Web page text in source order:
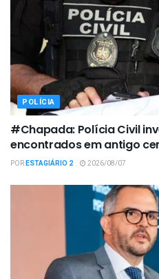
POLÍCIA
#Chapada: Polícia Civil
encontrados em antigo
PORESTAGIÁRIO 2 2026/08/07